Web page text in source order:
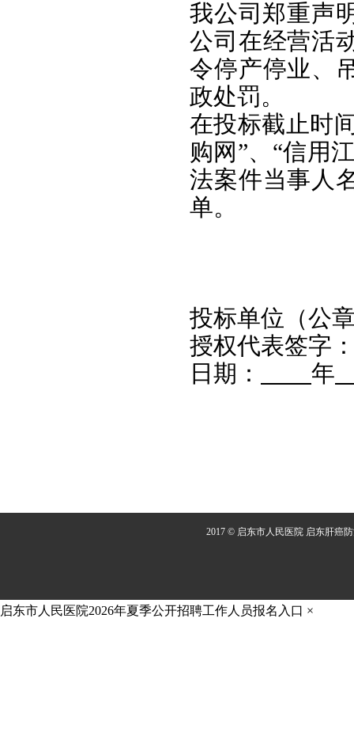
我公司郑重声
公司在经营活
令停产停业、
政处罚。
在投标截止时
购网”、“信用
法案件当事人
单。
投标单位（公
授权代表签字
日期：
年
2017 © 启东市人民医院 启东肝癌
启东市人民医院2026年夏季公开招聘工作人员报名入口 ×